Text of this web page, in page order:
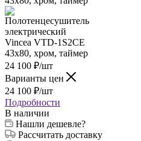
24 100 ₽/шт
Варианты цен
24 100 ₽/шт
Подробности
В наличии
Нашли дешевле?
Рассчитать доставку